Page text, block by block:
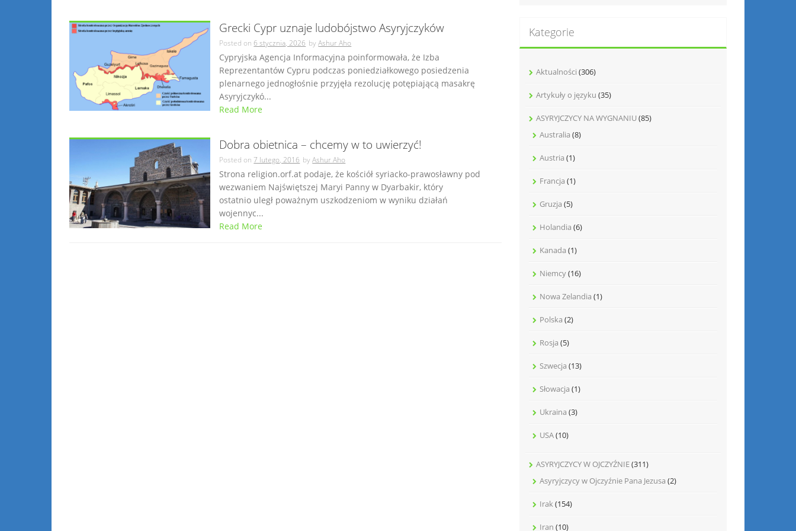
Grecki Cypr uznaje ludobójstwo Asyryjczyków
Posted on 6 stycznia, 2026 byAshur Aho
Cypryjska Agencja Informacyjna poinformowała, że Izba
Reprezentantów Cypru podczas poniedziałkowego posiedzenia
plenarnego jednogłośnie przyjęła rezolucję potępiającą masakrę
Asyryjczykó...
Read More
Dobra obietnica – chcemy w to uwierzyć!
Posted on 7 lutego, 2016 byAshur Aho
Strona religion.orf.at podaje, że kościół syriacko-prawosławny pod
wezwaniem Najświętszej Maryi Panny w Dyarbakir, który
ostatnio uległ poważnym uszkodzeniom w wyniku działań
wojennyc...
Read More
Kategorie
Aktualności (306)
Artykuły o języku (35)
ASYRYJCZYCY NA WYGNANIU(85)
Australia (8)
Austria (1)
Francja (1)
Gruzja (5)
Holandia (6)
Kanada (1)
Niemcy(16)
Nowa Zelandia (1)
Polska (2)
Rosja (5)
Szwecja (13)
Słowacja (1)
Ukraina (3)
USA(10)
ASYRYJCZYCY W OJCZYŹNIE(311)
Asyryjczycy w Ojczyźnie Pana Jezusa (2)
Irak(154)
Iran (10)